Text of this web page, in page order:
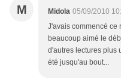
M Midola 05/09/2010
J'avais commencé ce
beaucoup aimé le
d'autres lectures plus
été jusqu'au bout...